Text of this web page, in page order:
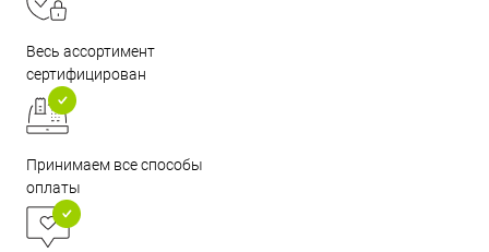
Весь ассортимент
сертифицирован
Принимаем все способы
оплаты